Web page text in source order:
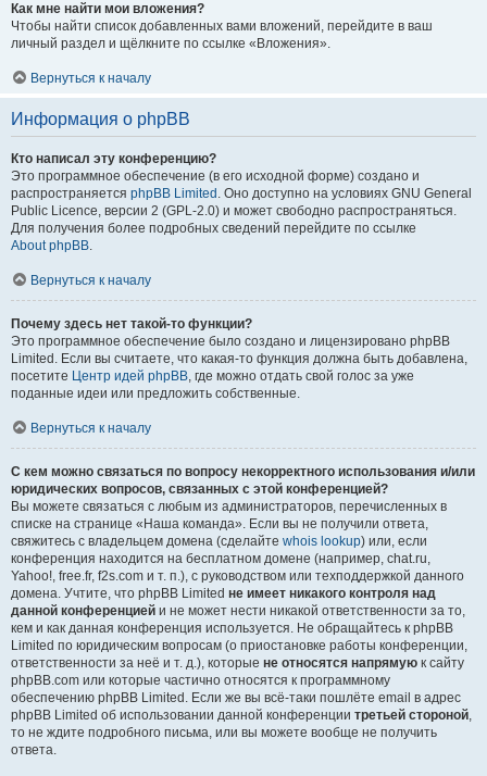
Как мне найти мои вложения?
Чтобы найти список добавленных вами вложений, перейдите в ваш
личный раздел и щёлкните по ссылке «Вложения».
Вернуться к началу
Информация о phpBB
Кто написал эту конференцию?
Это программное обеспечение (в его исходной форме) создано и
распространяется phpBB Limited . Оно доступно на условиях GNU General
Public Licence, версии 2 (GPL-2.0) и может свободно распространяться.
Для получения более подробных сведений перейдите по ссылке
About phpBB.
Вернуться к началу
Почему здесь нет такой-то функции?
Это программное обеспечение было создано и лицензировано phpBB
Limited. Если вы считаете, что какая-то функция должна быть добавлена,
посетите Центр идей phpBB, где можно отдать свой голос за уже
поданные идеи или предложить собственные.
Вернуться к началу
С кем можно связаться по вопросу некорректного использования и/или
юридических вопросов, связанных с этой конференцией?
Вы можете связаться с любым из администраторов, перечисленных в
списке на странице «Наша команда». Если вы не получили ответа,
свяжитесь с владельцем домена (сделайте whois lookup) или, если
конференция находится на бесплатном домене (например, chat.ru,
Yahoo!, free.fr, f2s.com и т. п.), с руководством или техподдержкой данного
домена. Учтите, что phpBB Limited не имеет никакого контроля над
данной конференцией и не может нести никакой ответственности за то,
кем и как данная конференция используется. Не обращайтесь к phpBB
Limited по юридическим вопросам (о приостановке работы конференции,
ответственности за неё и т. д.), которые не относятся напрямую к сайту
phpBB.com или которые частично относятся к программному
обеспечению phpBB Limited. Если же вы всё-таки пошлёте email в адрес
phpBB Limited об использовании данной конференции третьей стороной,
то не ждите подробного письма, или вы можете вообще не получить
ответа.